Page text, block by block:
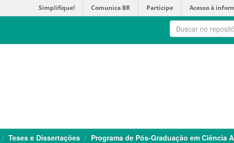
Simplifique! Comunica BR Participe Acesso à
Teses e Dissertações Programa de Pós-Graduação em Ciência